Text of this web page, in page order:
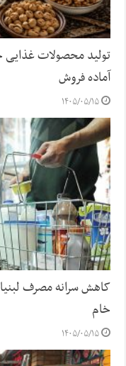
تولید محصولات غذایی
آماده فروش
۱۴۰۵/۰۵/۱۵
کاهش سرانه مصرف
خام
۱۴۰۵/۰۵/۱۵